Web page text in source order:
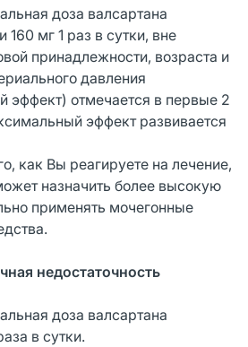
доза валсартана
160 мг 1 раз в сутки, вне
принадлежности, возраста и
давления
эффект) отмечается в первые 2
эффект развивается
как Вы реагируете на лечение,
назначить более высокую
применять мочегонные
недостаточность
доза валсартана
в сутки.